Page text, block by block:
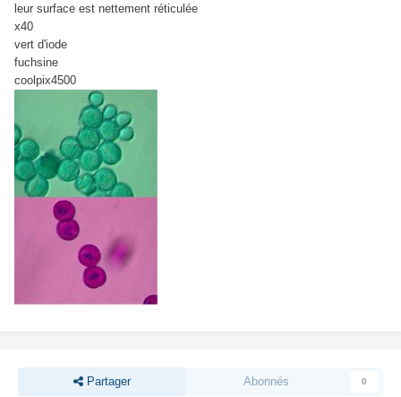
leur surface est nettement réticulée
x40
vert d'iode
fuchsine
coolpix4500
Partager Abonnés 0